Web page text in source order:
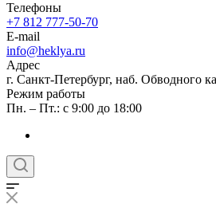
Телефоны
+7 812 777-50-70
E-mail
info@heklya.ru
Адрес
г. Санкт-Петербург, наб. Обводного
Режим работы
Пн. – Пт.: с 9:00 до 18:00